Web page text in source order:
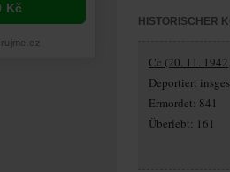
HISTORISCHER
Cc (20. 11.
Deportiert
Ermordet: 841
Überlebt: 161